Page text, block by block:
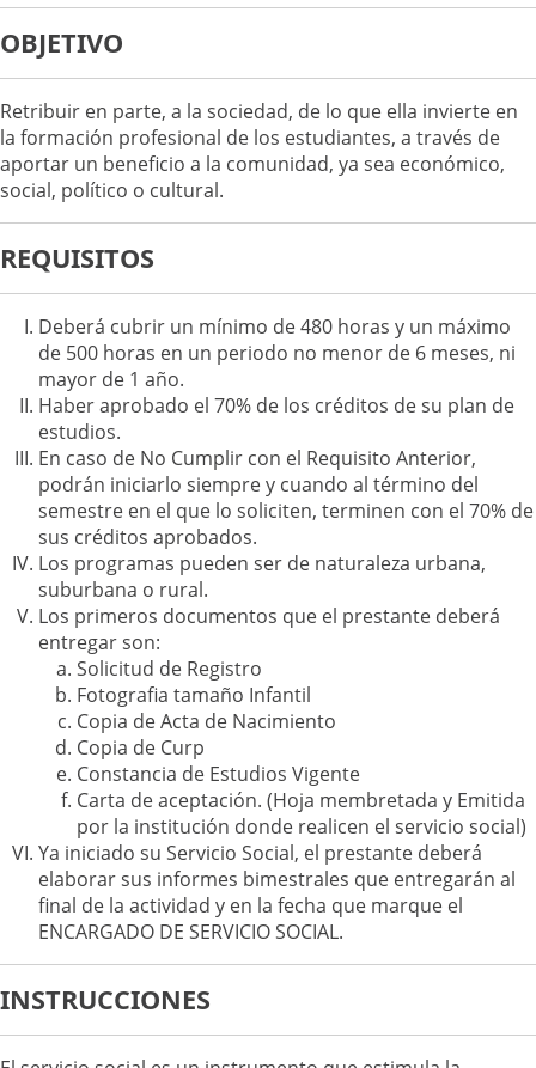
OBJETIVO
Retribuir en parte, a la sociedad, de lo que ella invierte en
la formación profesional de los estudiantes, a través de
aportar un beneficio a la comunidad, ya sea económico,
social, político o cultural.
REQUISITOS
Deberá cubrir un mínimo de 480 horas y un máximo
de 500 horas en un periodo no menor de 6 meses, ni
mayor de 1 año.
Haber aprobado el 70% de los créditos de su plan de
estudios.
En caso de No Cumplir con el Requisito Anterior,
podrán iniciarlo siempre y cuando al término del
semestre en el que lo soliciten, terminen con el 70% de
sus créditos aprobados.
Los programas pueden ser de naturaleza urbana,
suburbana o rural.
Los primeros documentos que el prestante deberá
entregar son:
Solicitud de Registro
Fotografia tamaño Infantil
Copia de Acta de Nacimiento
Copia de Curp
Constancia de Estudios Vigente
Carta de aceptación. (Hoja membretada y Emitida
por la institución donde realicen el servicio social)
Ya iniciado su Servicio Social, el prestante deberá
elaborar sus informes bimestrales que entregarán al
final de la actividad y en la fecha que marque el
ENCARGADO DE SERVICIO SOCIAL.
INSTRUCCIONES